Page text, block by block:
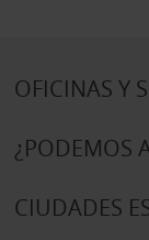
OFICINAS Y
¿PODEMOS
CIUDADES